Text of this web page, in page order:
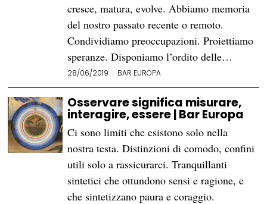
cresce, matura, evolve. Abbiamo memoria
del nostro passato recente o remoto.
Condividiamo preoccupazioni. Proiettiamo
speranze. Disponiamo l’ordito delle…
28/06/2019 BAR EUROPA
Osservare significa misurare,
interagire, essere | Bar Europa
Ci sono limiti che esistono solo nella
nostra testa. Distinzioni di comodo, confini
utili solo a rassicurarci. Tranquillanti
sintetici che ottundono sensi e ragione, e
che sintetizzano paura e coraggio.